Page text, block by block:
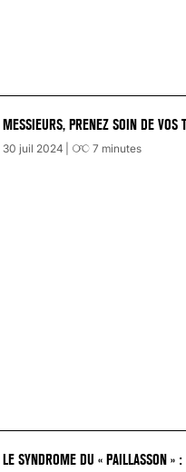
MESSIEURS, PRENEZ SOIN DE VOS
30 juil 2024 7 minutes
LE SYNDROME DU « PAILLASSON » :